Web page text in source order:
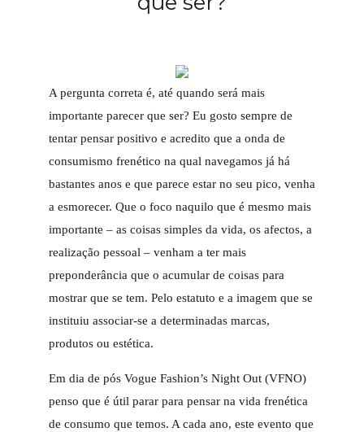
A pergunta correta é, até quando será mais
importante parecer que ser? Eu gosto sempre de
tentar pensar positivo e acredito que a onda de
consumismo frenético na qual navegamos já há
bastantes anos e que parece estar no seu pico, venha
a esmorecer. Que o foco naquilo que é mesmo mais
importante – as coisas simples da vida, os afectos, a
realização pessoal – venham a ter mais
preponderância que o acumular de coisas para
mostrar que se tem. Pelo estatuto e a imagem que se
instituiu associar-se a determinadas marcas,
produtos ou estética.
Em dia de pós Vogue Fashion’s Night Out (VFNO)
penso que é útil parar para pensar na vida frenética
de consumo que temos. A cada ano, este evento que